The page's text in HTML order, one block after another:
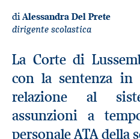
diAlessandra Del Prete
dirigente scolastica
La Corte di
con la sentenza in
relazione al
assunzioni a
personale ATA della